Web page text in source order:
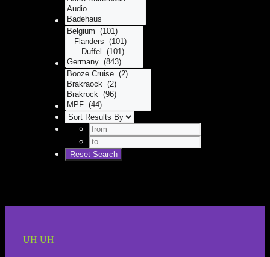
UH UH